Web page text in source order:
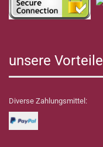
unsere Vorteile
Diverse Zahlungsmittel: